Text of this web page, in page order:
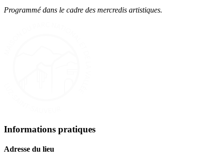
Programmé dans le cadre des mercredis artistiques.
Informations pratiques
Adresse du lieu